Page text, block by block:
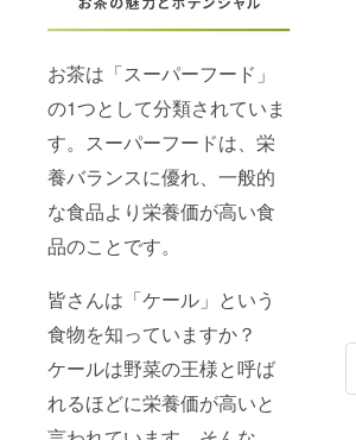
お茶は「スーパーフード」
の1つとして分類されていま
す。スーパーフードは、栄
養バランスに優れ、一般的
な食品より栄養価が高い食
品のことです。
皆さんは「ケール」という
食物を知っていますか？
ケールは野菜の王様と呼ば
れるほどに栄養価が高いと